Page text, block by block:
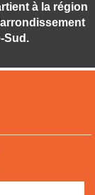
à la région
Sud.